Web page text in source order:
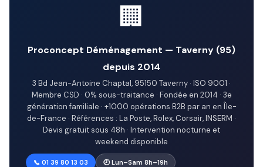
🏢
Proconcept Déménagement — Taverny (95)
depuis 2014
3 Bd Jean-Antoine Chaptal, 95150 Taverny · ISO 9001 ·
Membre CSD · 0% sous-traitance · Fondée en 2014 · 3e
génération familiale · +1000 opérations B2B par an en Île-
de-France · Références : La Poste, Rolex, Corsair, INSERM ·
Devis gratuit sous 48h · Intervention nocturne et
weekend disponible
📞 01 39 80 13 03 🕗 Lun–Sam 8h–19h